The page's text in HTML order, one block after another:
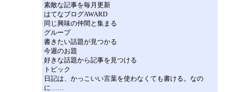
素敵な記事を毎月更新
はてなブログAWARD
同じ興味の仲間と集まる
グループ
書きたい話題が見つかる
今週のお題
好きな話題から記事を見つける
トピック
日記は、かっこいい言葉を使わなくても書ける。なの
に……